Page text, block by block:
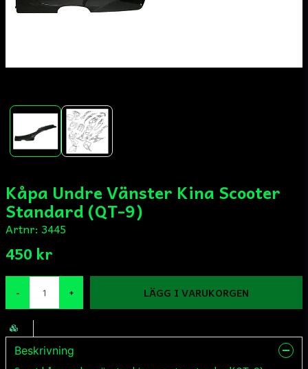
Kåpa Undre Vänster Kina Scooter
Standard (QT-9)
Artnr: 3445
450 kr
- + LÄGG I VARUKORGEN
Beskrivning